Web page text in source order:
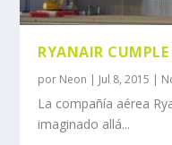
RYANAIR
por Neon | Jul 8, 2015 |
La compañía aérea
imaginado allá...